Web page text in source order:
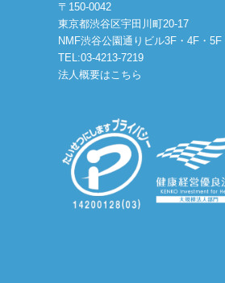
〒150-0042
東京都渋谷区宇田川町20-17
NMF渋谷公園通りビル3F・4F・5F
TEL:03-4213-7219
法人概要はこちら